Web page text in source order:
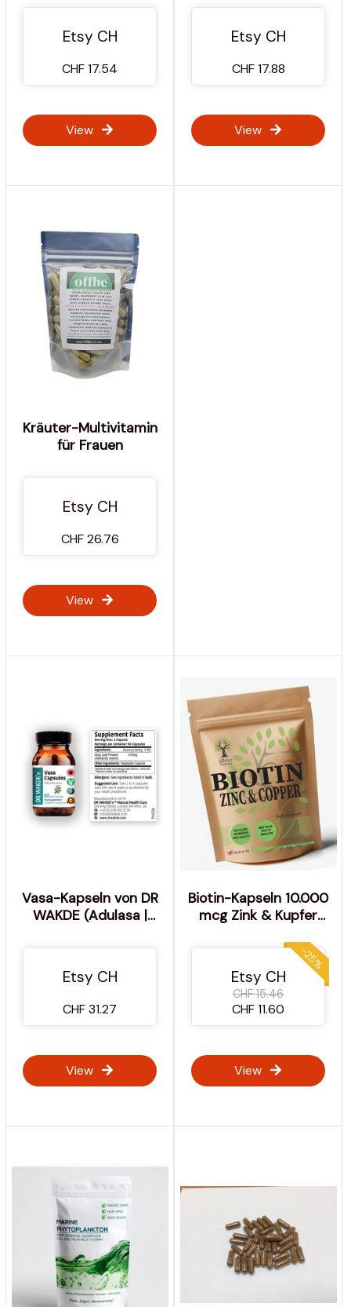
schnelleres
Haarwuchs und Nägel
Wachstum. mit
Collagen, Biotin und
Keratin. 60 Kapseln
Etsy CH
CHF 17.54
View
Etsy CH
CHF 17.88
View
Kräuter-Multivitamin
für Frauen
Etsy CH
CHF 26.76
View
Vasa-Kapseln von DR
WAKDE (Adulasa |
vegetarische Kapseln |
Ayurveda-Ergänzung |
vegan | 100 %
pflanzlich
Etsy CH
CHF 31.27
View
Biotin-Kapseln 10.000
mcg Zink & Kupfer
umweltfreundliche
vegane
Ergänzungsmittel
Etsy CH
CHF 15.46
CHF 11.60
-25%
View